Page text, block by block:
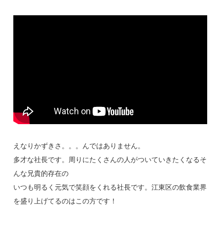
えなりかずきさ。。。んではありません。
多才な社長です。周りにたくさんの人がついていきたくなるそ
んな兄貴的存在の
いつも明るく元気で笑顔をくれる社長です。江東区の飲食業界
を盛り上げてるのはこの方です！